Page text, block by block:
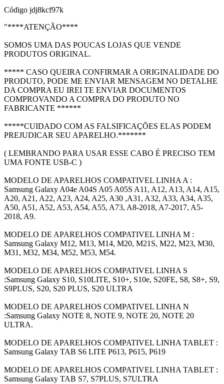
Código jdj8kcf97k
"****ATENÇÃO****
SOMOS UMA DAS POUCAS LOJAS QUE VENDE
PRODUTOS ORIGINAL.
***** CASO QUEIRA CONFIRMAR A ORIGINALIDADE DO
PRODUTO, PODE ME ENVIAR MENSAGEM NO DETALHE
DA COMPRA EU IREI TE ENVIAR DOCUMENTOS
COMPROVANDO A COMPRA DO PRODUTO NO
FABRICANTE ******
*****CUIDADO COM AS FALSIFICAÇÕES ELAS PODEM
PREJUDICAR SEU APARELHO.*******
( LEMBRANDO PARA USAR ESSE CABO É PRECISO TEM
UMA FONTE USB-C )
MODELO DE APARELHOS COMPATIVEL LINHA A :
Samsung Galaxy A04e A04S A05 A05S A11, A12, A13, A14, A15,
A20, A21, A22, A23, A24, A25, A30 ,A31, A32, A33, A34, A35,
A50, A51, A52, A53, A54, A55, A73, A8-2018, A7-2017, A5-
2018, A9.
MODELO DE APARELHOS COMPATIVEL LINHA M :
Samsung Galaxy M12, M13, M14, M20, M21S, M22, M23, M30,
M31, M32, M34, M52, M53, M54.
MODELO DE APARELHOS COMPATIVEL LINHA S
:Samsung Galaxy S10, S10LITE, S10+, S10e, S20FE, S8, S8+, S9,
S9PLUS, S20, S20 PLUS, S20 ULTRA
MODELO DE APARELHOS COMPATIVEL LINHA N
:Samsung Galaxy NOTE 8, NOTE 9, NOTE 20, NOTE 20
ULTRA.
MODELO DE APARELHOS COMPATIVEL LINHA TABLET :
Samsung Galaxy TAB S6 LITE P613, P615, P619
MODELO DE APARELHOS COMPATIVEL LINHA TABLET :
Samsung Galaxy TAB S7, S7PLUS, S7ULTRA